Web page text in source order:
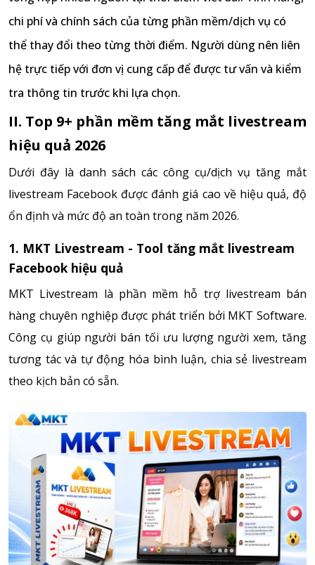
chi phí và chính sách của từng phần mềm/dịch vụ có
thể thay đổi theo từng thời điểm. Người dùng nên liên
hệ trực tiếp với đơn vị cung cấp để được tư vấn và kiểm
tra thông tin trước khi lựa chọn.
II. Top 9+ phần mềm tăng mắt livestream
hiệu quả 2026
Dưới đây là danh sách các công cụ/dịch vụ tăng mắt
livestream Facebook được đánh giá cao về hiệu quả, độ
ổn định và mức độ an toàn trong năm 2026.
1. MKT Livestream - Tool tăng mắt livestream
Facebook hiệu quả
MKT Livestream là phần mềm hỗ trợ livestream bán
hàng chuyên nghiệp được phát triển bởi MKT Software.
Công cụ giúp người bán tối ưu lượng người xem, tăng
tương tác và tự động hóa bình luận, chia sẻ livestream
theo kịch bản có sẵn.